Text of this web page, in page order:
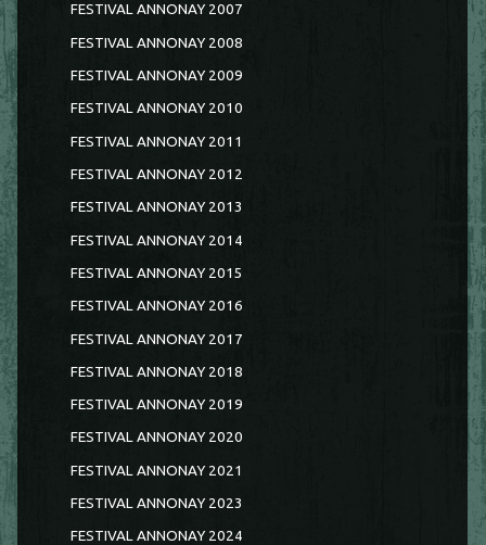
FESTIVAL ANNONAY 2007
FESTIVAL ANNONAY 2008
FESTIVAL ANNONAY 2009
FESTIVAL ANNONAY 2010
FESTIVAL ANNONAY 2011
FESTIVAL ANNONAY 2012
FESTIVAL ANNONAY 2013
FESTIVAL ANNONAY 2014
FESTIVAL ANNONAY 2015
FESTIVAL ANNONAY 2016
FESTIVAL ANNONAY 2017
FESTIVAL ANNONAY 2018
FESTIVAL ANNONAY 2019
FESTIVAL ANNONAY 2020
FESTIVAL ANNONAY 2021
FESTIVAL ANNONAY 2023
FESTIVAL ANNONAY 2024